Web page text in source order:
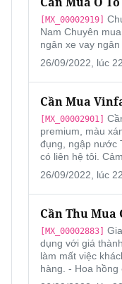
[MX_00002919]
Nam Chuyên
ngân xe vay
26/09/2022, lúc
Cần Mua
[MX_00002901]
premium, màu
đụng, ngập nước
có liên hệ tôi.
26/09/2022, lúc
Cần Thu Mua
[MX_00002883]
dụng với giá
làm mất việc
hàng. - Hoa hồng